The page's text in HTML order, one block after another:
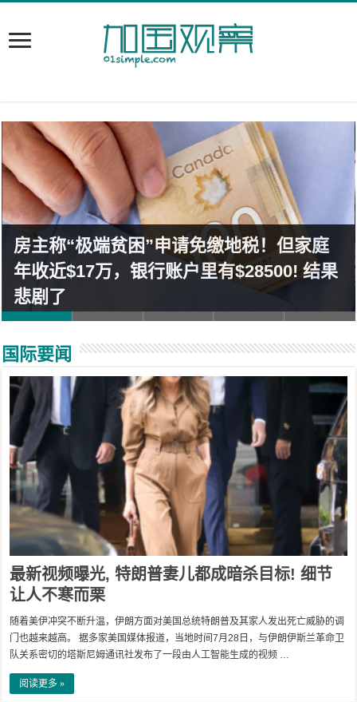
房主称“极端贫困”申请免缴地税！但家庭
年收近$17万，银行账户里有$28500! 结果
悲剧了
国际要闻
最新视频曝光, 特朗普妻儿都成暗杀目标! 细节
让人不寒而栗
随着美伊冲突不断升温，伊朗方面对美国总统特朗普及其家人发出死亡威胁的调
门也越来越高。 据多家美国媒体报道，当地时间7月28日，与伊朗伊斯兰革命卫
队关系密切的塔斯尼姆通讯社发布了一段由人工智能生成的视频 …
阅读更多 »